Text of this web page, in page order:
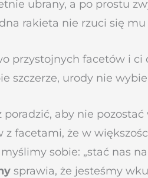
ubrany, a po prostu
rakieta nie rzuci się
przystojnych facetów i
szczerze, urody nie
poradzić, aby nie pozostać
z facetami, że w
sobie: „stać nas
sprawia, że jesteśmy